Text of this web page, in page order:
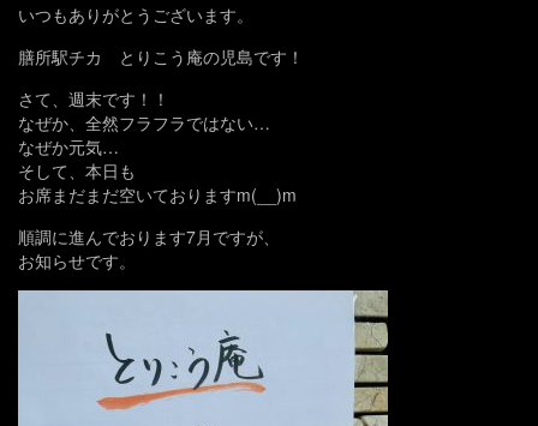
いつもありがとうございます。
膳所駅チカ とりこう庵の児島です！
さて、週末です！！
なぜか、全然フラフラではない…
なぜか元気…
そして、本日も
お席まだまだ空いておりますm(__)m
順調に進んでおります7月ですが、
お知らせです。